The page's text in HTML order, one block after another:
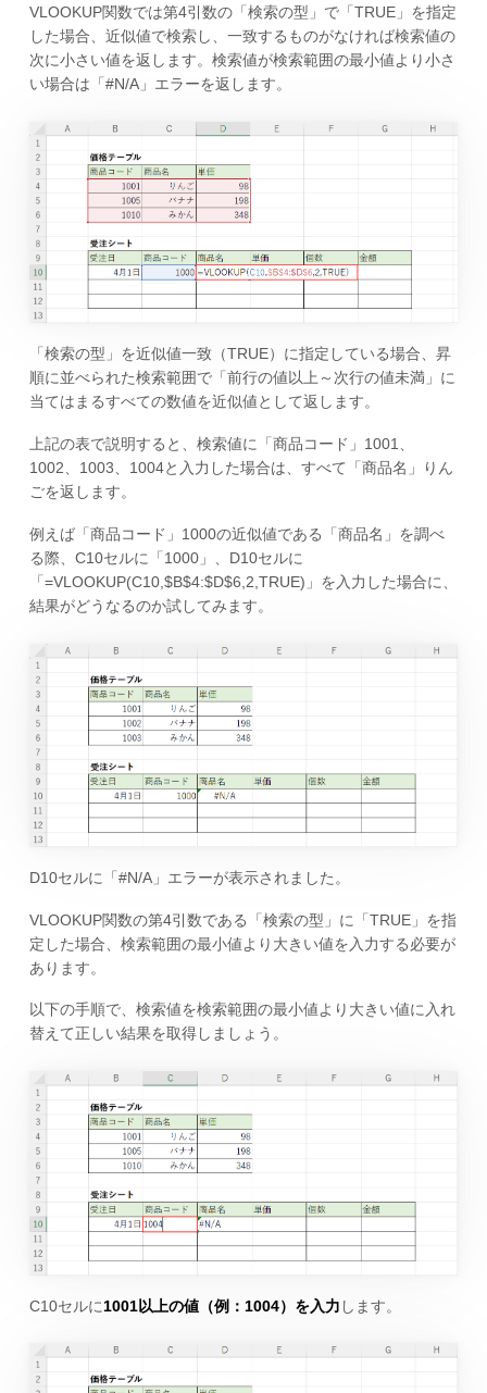
VLOOKUP関数では第4引数の「検索の型」で「TRUE」を指定
した場合、近似値で検索し、一致するものがなければ検索値の
次に小さい値を返します。検索値が検索範囲の最小値より小さ
い場合は「#N/A」エラーを返します。
「検索の型」を近似値一致（TRUE）に指定している場合、昇
順に並べられた検索範囲で「前行の値以上～次行の値未満」に
当てはまるすべての数値を近似値として返します。
上記の表で説明すると、検索値に「商品コード」1001、
1002、1003、1004と入力した場合は、すべて「商品名」りん
ごを返します。
例えば「商品コード」1000の近似値である「商品名」を調べ
る際、C10セルに「1000」、D10セルに
「=VLOOKUP(C10,$B$4:$D$6,2,TRUE)」を入力した場合に、
結果がどうなるのか試してみます。
D10セルに「#N/A」エラーが表示されました。
VLOOKUP関数の第4引数である「検索の型」に「TRUE」を指
定した場合、検索範囲の最小値より大きい値を入力する必要が
あります。
以下の手順で、検索値を検索範囲の最小値より大きい値に入れ
替えて正しい結果を取得しましょう。
C10セルに1001以上の値（例：1004）を入力 します。